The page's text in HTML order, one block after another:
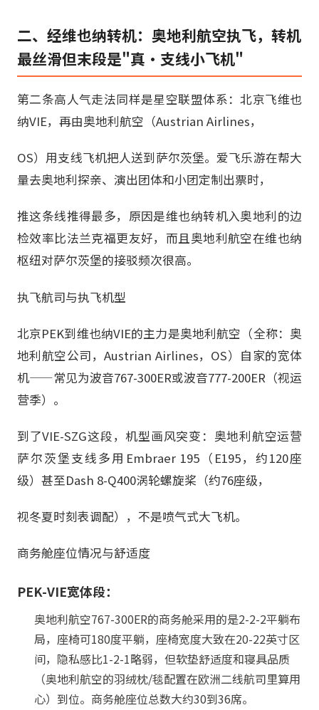
二、经维也纳转机：奥地利航空执飞，转机
最丝滑但末段是"真·支线小飞机"
第二条高人气走法同样是星空联盟体系：北京飞维也
纳VIE，再由奥地利航空（Austrian Airlines，
OS）用支线飞机把人送到萨尔茨堡。爱飞乐游在帮大
量去奥地利探亲、演出团体和小团定制出票时，
推这条线推得最多，原因是维也纳转机入奥地利的边
检效率比法兰克福更友好，而且奥地利航空在维也纳
枢纽对萨尔茨堡的接驳频次很高。
执飞航司与执飞机型
北京PEK到维也纳VIE的主力是奥地利航空（全称：奥
地利航空公司，Austrian Airlines，OS）自家的宽体
机——常见为波音767-300ER或波音777-200ER（视运
营季）。
到了VIE-SZG这段，机型画风突变：奥地利航空运营
萨尔茨堡支线多用Embraer 195（E195，约120座
级）甚至Dash 8-Q400涡轮螺旋桨（约76座级，
视冬夏时刻表调配），不是喷气式大飞机。
商务舱座位情况与舒适度
PEK-VIE宽体段：
奥地利航空767-300ER的商务舱采用的是2-2-2平躺布
局，座椅可180度平躺，座椅宽度大致在20-22英寸区
间，隐私感比1-2-1略弱，但软垫舒适度和寝具品质
（奥地利航空的羽绒枕/毯配置在欧洲二线航司里算用
心）到位。商务舱座位总数大约30到36席。